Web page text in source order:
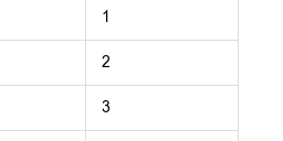
1
2
3